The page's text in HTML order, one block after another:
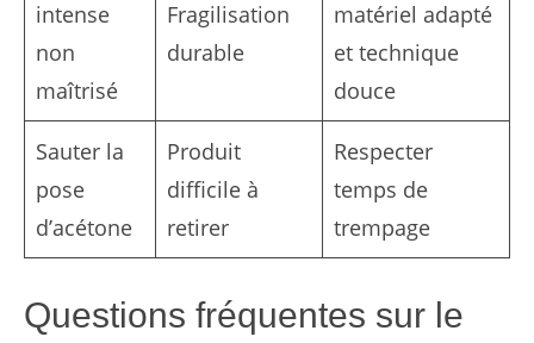
intense
non
maîtrisé
Fragilisation
durable
matériel adapté
et technique
douce
Sauter la
pose
d’acétone
Produit
difficile à
retirer
Respecter
temps de
trempage
Questions fréquentes sur le